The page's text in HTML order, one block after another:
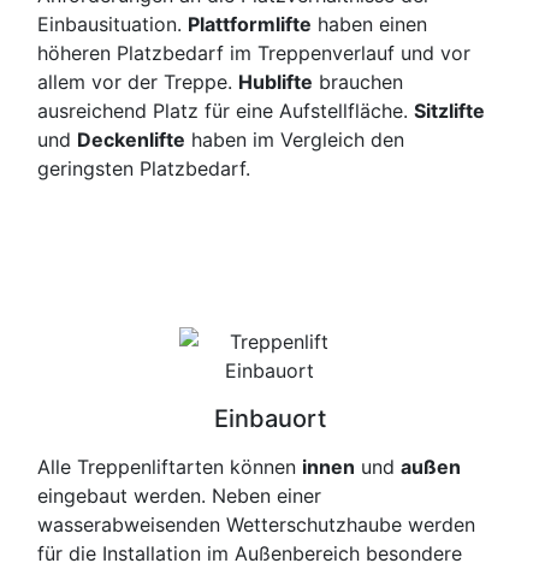
Einbausituation. Plattformlifte haben einen
höheren Platzbedarf im Treppenverlauf und vor
allem vor der Treppe. Hublifte brauchen
ausreichend Platz für eine Aufstellfläche. Sitzlifte
und Deckenlifte haben im Vergleich den
geringsten Platzbedarf.
Einbauort
Alle Treppenliftarten können innen und außen
eingebaut werden. Neben einer
wasserabweisenden Wetterschutzhaube werden
für die Installation im Außenbereich besondere